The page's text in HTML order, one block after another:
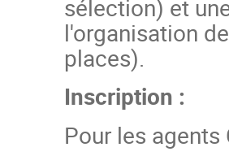
sélection) et
l'organisation
places).
Inscription :
Pour les